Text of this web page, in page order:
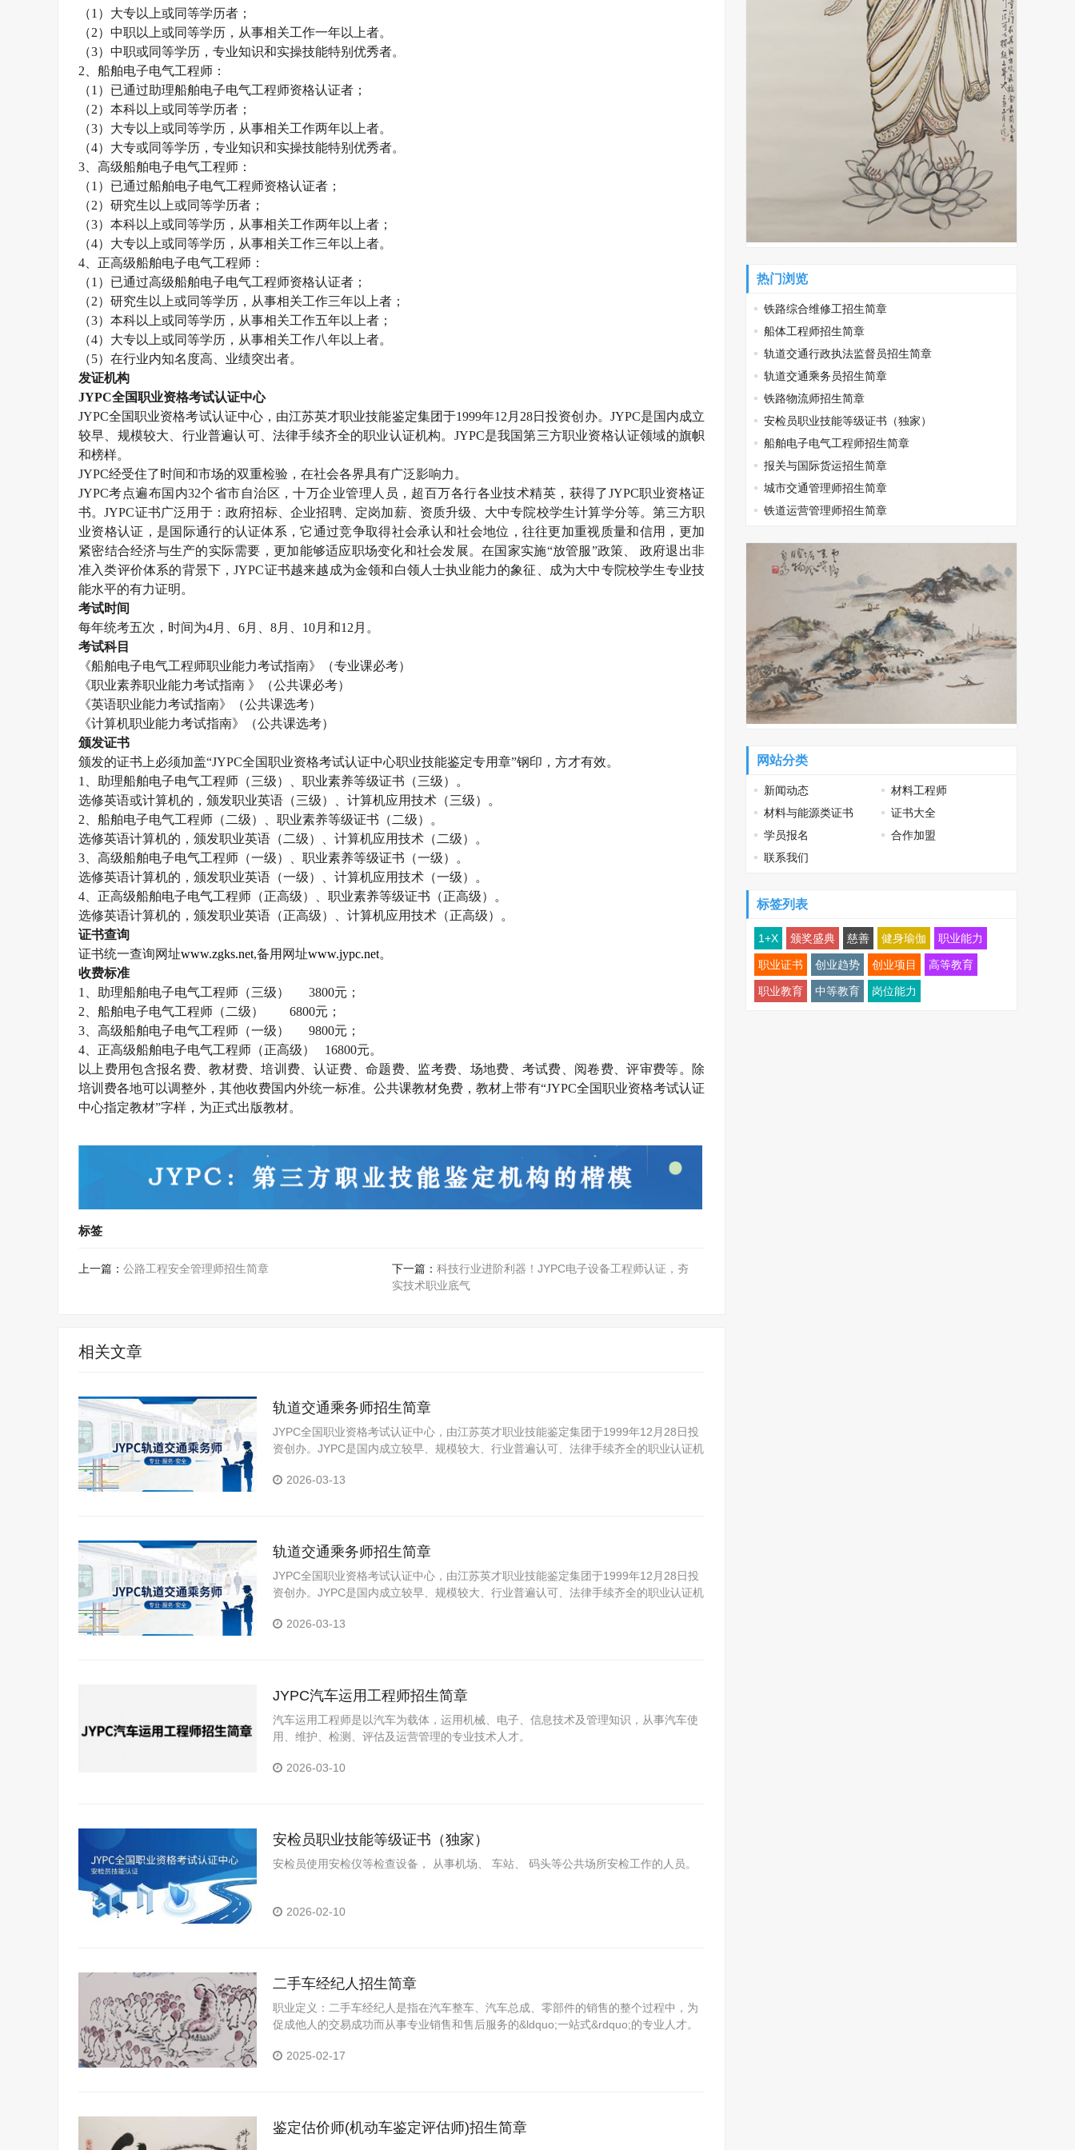
（1 ）大专以上或同等学历者；
（2）中职以上或同等学历，从事相关工作一年以上者。
（3）中职或同等学历，专业知识和实操技能特别优秀者。
2 、船舶电子电气工程师：
（1 ）已通过助理船舶电子电气工程师资格认证者；
（2）本科以上或同等学历者；
（3）大专以上或同等学历，从事相关工作两年以上者。
（4）大专或同等学历，专业知识和实操技能特别优秀者。
3 、高级船舶电子电气工程师：
（1 ）已通过船舶电子电气工程师资格认证者；
（2）研究生以上或同等学历者；
（3）本科以上或同等学历，从事相关工作两年以上者；
（4）大专以上或同等学历，从事相关工作三年以上者。
4 、正高级船舶电子电气工程师：
（1 ）已通过高级船舶电子电气工程师资格认证者；
（2）研究生以上或同等学历，从事相关工作三年以上者；
（3）本科以上或同等学历，从事相关工作五年以上者；
（4）大专以上或同等学历，从事相关工作八年以上者。
（5）在行业内知名度高、业绩突出者。
发证机构
JYPC全国职业资格考试认证中心
JYPC全国职业资格考试认证中心，由江苏英才职业技能鉴定集团于1999年12 月 28日投资创办。 JYPC是国内成立
较早、规模较大、行业普遍认可、法律手续齐全的职业认证机构。 JYPC是我国第三方职业资格认证领域的旗帜
和榜样。
JYPC经受住了时间和市场的双重检验，在社会各界具有广泛影响力。
JYPC考点遍布国内32个省市自治区，十万企业管理人员，超百万各行各业技术精英，获得了JYPC职业资格证
书。JYPC证书广泛用于：政府招标、企业招聘、定岗加薪、资质升级、大中专院校学生计算学分等。第三方职
业资格认证，是国际通行的认证体系，它通过竞争取得社会承认和社会地位，往往更加重视质量和信用，更加
紧密结合经济与生产的实际需要，更加能够适应职场变化和社会发展。在国家实施“放管服”政策、 政府退出非
准入类评价体系的背景下，JYPC证书越来越成为金领和白领人士执业能力的象征、成为大中专院校学生专业技
能水平的有力证明。
考试时间
每年统考五次，时间为4月、 6月、 8月、 10月和12 月。
考试科目
《船舶电子电气工程师职业能力考试指南》（专业课必考）
《职业素养职业能力考试指南 》（公共课必考）
《英语职业能力考试指南》（公共课选考）
《计算机职业能力考试指南》（公共课选考）
颁发证书
颁发的证书上必须加盖“JYPC全国职业资格考试认证中心职业技能鉴定专用章”钢印，方才有效。
1
、助理船舶电子电气工程师（三级）、职业素养等级证书（三级）。
选修英语或计算机的，颁发职业英语（三级）、计算机应用技术（三级）。
2 、船舶电子电气工程师（二级）、职业素养等级证书（二级）。
选修英语计算机的，颁发职业英语（二级）、计算机应用技术（二级）。
3 、高级船舶电子电气工程师（一级）、职业素养等级证书（一级）。
选修英语计算机的，颁发职业英语（一级）、计算机应用技术（一级）。
4 、正高级船舶电子电气工程师（正高级）、职业素养等级证书（正高级）。
选修英语计算机的，颁发职业英语（正高级）、计算机应用技术（正高级）。
证书查询
证书统一查询网址www.zgks.net,备用网址www.jypc.net。
收费标准
1
、助理船舶电子电气工程师（三级） 3800元；
2 、船舶电子电气工程师（二级） 6800元；
3 、高级船舶电子电气工程师（一级） 9800元；
4 、正高级船舶电子电气工程师（正高级） 16800元。
以上费用包含报名费、教材费、培训费、认证费、命题费、监考费、场地费、考试费、阅卷费、评审费等。除
培训费各地可以调整外，其他收费国内外统一标准。公共课教材免费，教材上带有“JYPC全国职业资格考试认证
中心指定教材”字样，为正式出版教材。
标签
上一篇： 公路工程安全管理师招生简章 下一篇： 科技行业进阶利器！JYPC电子设备工程师认证，夯
实技术职业底气
相关文章
轨道交通乘务师招生简章
JYPC全国职业资格考试认证中心，由江苏英才职业技能鉴定集团于1999年12月28日投
资创办。JYPC是国内成立较早、规模较大、行业普遍认可、法律手续齐全的职业认证机
2026-03-13
轨道交通乘务师招生简章
JYPC全国职业资格考试认证中心，由江苏英才职业技能鉴定集团于1999年12月28日投
资创办。JYPC是国内成立较早、规模较大、行业普遍认可、法律手续齐全的职业认证机
2026-03-13
JYPC汽车运用工程师招生简章
汽车运用工程师是以汽车为载体，运用机械、电子、信息技术及管理知识，从事汽车使
用、维护、检测、评估及运营管理的专业技术人才。
2026-03-10
安检员职业技能等级证书（独家）
安检员使用安检仪等检查设备， 从事机场、 车站、 码头等公共场所安检工作的人员。
2026-02-10
二手车经纪人招生简章
职业定义：二手车经纪人是指在汽车整车、汽车总成、零部件的销售的整个过程中，为
促成他人的交易成功而从事专业销售和售后服务的&ldquo;一站式&rdquo;的专业人才。
2025-02-17
鉴定估价师(机动车鉴定评估师)招生简章
热门浏览
铁路综合维修工招生简章
船体工程师招生简章
轨道交通行政执法监督员招生简章
轨道交通乘务员招生简章
铁路物流师招生简章
安检员职业技能等级证书（独家）
船舶电子电气工程师招生简章
报关与国际货运招生简章
城市交通管理师招生简章
铁道运营管理师招生简章
网站分类
新闻动态
材料工程师
材料与能源类证书
证书大全
学员报名
合作加盟
联系我们
标签列表
1+X 颁奖盛典 慈善 健身瑜伽 职业能力
职业证书 创业趋势 创业项目 高等教育
职业教育 中等教育 岗位能力